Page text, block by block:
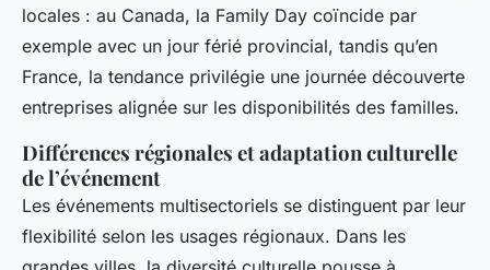
locales : au Canada, la Family Day coïncide par
exemple avec un jour férié provincial, tandis qu’en
France, la tendance privilégie une journée découverte
entreprises alignée sur les disponibilités des familles.
Différences régionales et adaptation culturelle
de l’événement
Les événements multisectoriels se distinguent par leur
flexibilité selon les usages régionaux. Dans les